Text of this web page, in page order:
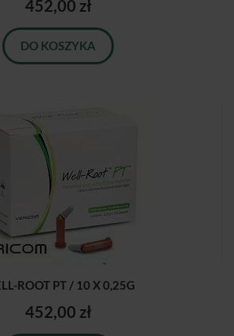
452,00 zł
DO KOSZYKA
ROOT PT / 10 X 0,25G
452,00 zł